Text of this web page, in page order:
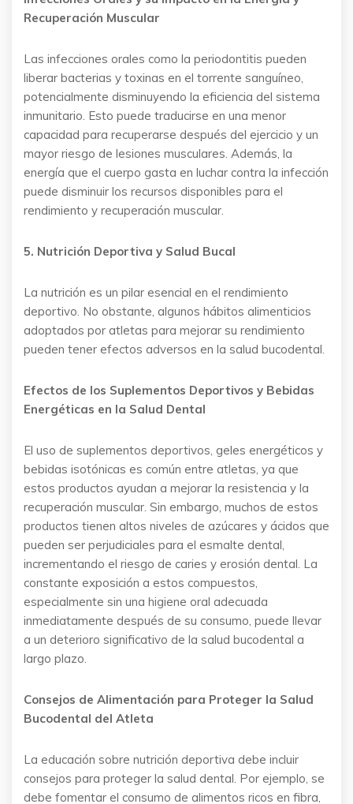
Recuperación Muscular
Las infecciones orales como la periodontitis pueden
liberar bacterias y toxinas en el torrente sanguíneo,
potencialmente disminuyendo la eficiencia del sistema
inmunitario. Esto puede traducirse en una menor
capacidad para recuperarse después del ejercicio y un
mayor riesgo de lesiones musculares. Además, la
energía que el cuerpo gasta en luchar contra la infección
puede disminuir los recursos disponibles para el
rendimiento y recuperación muscular.
5. Nutrición Deportiva y Salud Bucal
La nutrición es un pilar esencial en el rendimiento
deportivo. No obstante, algunos hábitos alimenticios
adoptados por atletas para mejorar su rendimiento
pueden tener efectos adversos en la salud bucodental.
Efectos de los Suplementos Deportivos y Bebidas
Energéticas en la Salud Dental
El uso de suplementos deportivos, geles energéticos y
bebidas isotónicas es común entre atletas, ya que
estos productos ayudan a mejorar la resistencia y la
recuperación muscular. Sin embargo, muchos de estos
productos tienen altos niveles de azúcares y ácidos que
pueden ser perjudiciales para el esmalte dental,
incrementando el riesgo de caries y erosión dental. La
constante exposición a estos compuestos,
especialmente sin una higiene oral adecuada
inmediatamente después de su consumo, puede llevar
a un deterioro significativo de la salud bucodental a
largo plazo.
Consejos de Alimentación para Proteger la Salud
Bucodental del Atleta
La educación sobre nutrición deportiva debe incluir
consejos para proteger la salud dental. Por ejemplo, se
debe fomentar el consumo de alimentos ricos en fibra,